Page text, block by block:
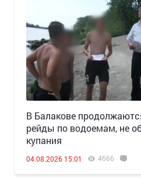
В Балакове
рейды по водоемам, не
купания
04.08.2026 15:01 4666